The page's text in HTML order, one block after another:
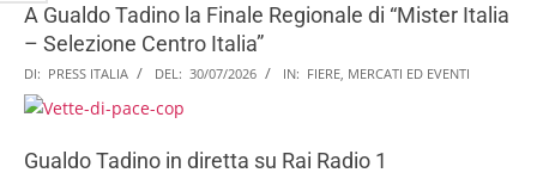
A Gualdo Tadino la Finale Regionale di “Mister Italia
– Selezione Centro Italia”
DI: PRESS ITALIA DEL: 30/07/2026 IN: FIERE, MERCATI ED EVENTI
Gualdo Tadino in diretta su Rai Radio 1